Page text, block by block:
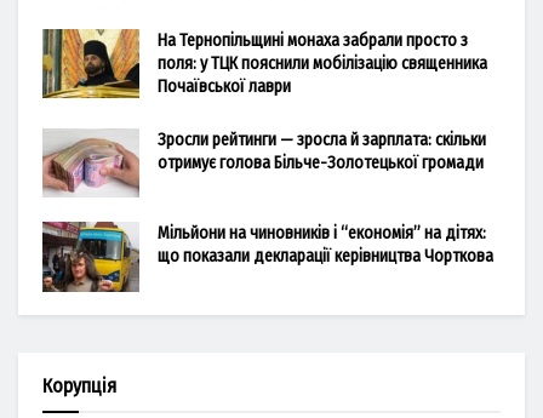
На Тернопільщині монаха забрали просто з
поля: у ТЦК пояснили мобілізацію священника
Почаївської лаври
Зросли рейтинги — зросла й зарплата: скільки
отримує голова Більче-Золотецької громади
Мільйони на чиновників і “економія” на дітях:
що показали декларації керівництва Чорткова
Корупція